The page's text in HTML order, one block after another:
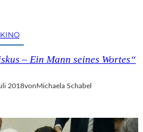
KINO
– Ein Mann seines Wortes“
2018vonMichaela Schabel